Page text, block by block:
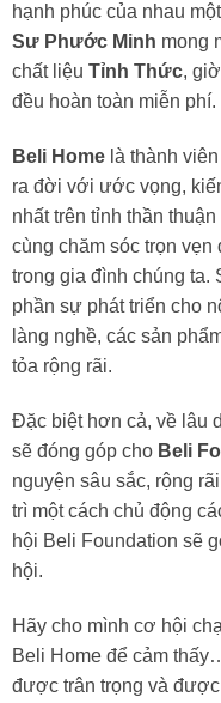
hạnh phúc của nhau
Sư Phước Minh mong
chất liệu Tỉnh Thức,
đều hoàn toàn miễn phí.
Beli Home là thành
ra đời với ước vọng,
nhất trên tỉnh thần
cùng chăm sóc trọn
trong gia đình chúng ta.
phần sự phát triển cho
làng nghề, các sản
tỏa rộng rãi.
Đặc biệt hơn cả, về lâu
sẽ đóng góp cho Beli
nguyện sâu sắc, rộng
trì một cách chủ động
hội Beli Foundation sẽ
hội.
Hãy cho mình cơ hội
Beli Home để cảm
được trân trọng và